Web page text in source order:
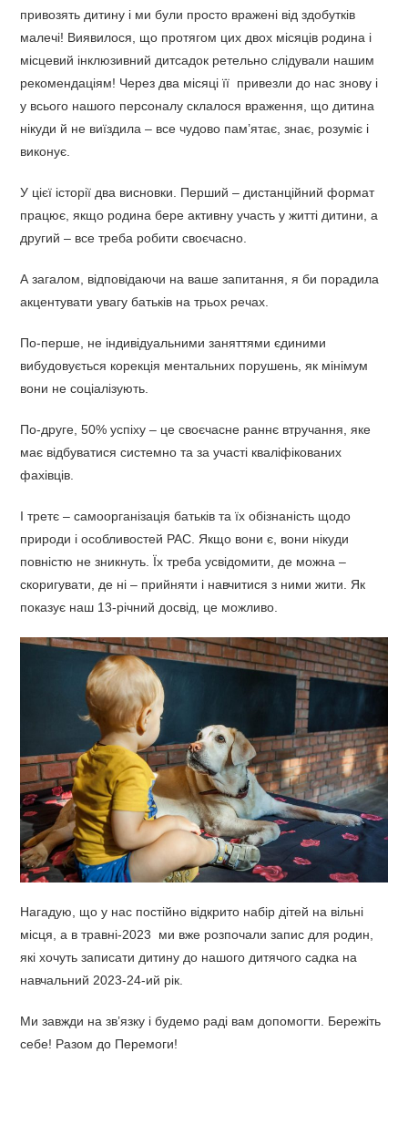
привозять дитину і ми були просто вражені від здобутків
малечі! Виявилося, що протягом цих двох місяців родина і
місцевий інклюзивний дитсадок ретельно слідували нашим
рекомендаціям! Через два місяці її привезли до нас знову і
у всього нашого персоналу склалося враження, що дитина
нікуди й не виїздила – все чудово пам’ятає, знає, розуміє і
виконує.
У цієї історії два висновки. Перший – дистанційний формат
працює, якщо родина бере активну участь у житті дитини, а
другий – все треба робити своєчасно.
А загалом, відповідаючи на ваше запитання, я би порадила
акцентувати увагу батьків на трьох речах.
По-перше, не індивідуальними заняттями єдиними
вибудовується корекція ментальних порушень, як мінімум
вони не соціалізують.
По-друге, 50% успіху – це своєчасне раннє втручання, яке
має відбуватися системно та за участі кваліфікованих
фахівців.
І третє – самоорганізація батьків та їх обізнаність щодо
природи і особливостей РАС. Якщо вони є, вони нікуди
повністю не зникнуть. Їх треба усвідомити, де можна –
скоригувати, де ні – прийняти і навчитися з ними жити. Як
показує наш 13-річний досвід, це можливо.
Нагадую, що у нас постійно відкрито набір дітей на вільні
місця, а в травні-2023 ми вже розпочали запис для родин,
які хочуть записати дитину до нашого дитячого садка на
навчальний 2023-24-ий рік.
Ми завжди на зв’язку і будемо раді вам допомогти. Бережіть
себе! Разом до Перемоги!